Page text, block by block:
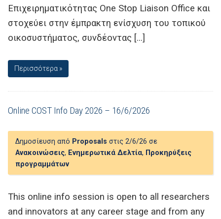
Επιχειρηματικότητας One Stop Liaison Office και
στοχεύει στην έμπρακτη ενίσχυση του τοπικού
οικοσυστήματος, συνδέοντας […]
Περισσότερα »
Online COST Info Day 2026 – 16/6/2026
Δημοσίευση από Proposals στις 2/6/26 σε
Ανακοινώσεις, Ενημερωτικά Δελτία, Προκηρύξεις
προγραμμάτων
​This online info session is open to all researchers
and innovators at any career stage and from any